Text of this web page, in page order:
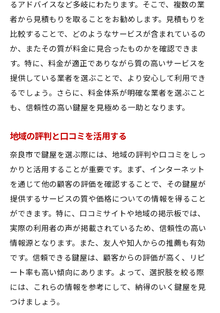
顧客の声を参考にした選択肢
安心できる保証体制の確認
奈良市で鍵屋選びを成功させる秘訣
奈良市内で鍵のトラブルを防ぐ鍵屋の選び方指
南
鍵のトラブルを未然に防ぐために
選び方の基本ステップ
鍵のプロフェッショナルを見極める方法
鍵屋の料金比較で見えてくる奈良市のベストサ
ービス
奈良市の鍵屋料金相場を知る
価格とサービスの比較ポイント
見積もり段階での確認事項
コストパフォーマンスに優れた選択
るアドバイスなど多岐にわたります。そこで、複数の業
者から見積もりを取ることをお勧めします。見積もりを
比較することで、どのようなサービスが含まれているの
か、またその質が料金に見合ったものかを確認できま
す。特に、料金が適正でありながら質の高いサービスを
提供している業者を選ぶことで、より安心して利用でき
るでしょう。さらに、料金体系が明確な業者を選ぶこと
も、信頼性の高い鍵屋を見極める一助となります。
地域の評判と口コミを活用する
奈良市で鍵屋を選ぶ際には、地域の評判や口コミをしっ
かりと活用することが重要です。まず、インターネット
を通じて他の顧客の評価を確認することで、その鍵屋が
提供するサービスの質や価格についての情報を得ること
ができます。特に、口コミサイトや地域の掲示板では、
実際の利用者の声が掲載されているため、信頼性の高い
情報源となります。また、友人や知人からの推薦も有効
です。信頼できる鍵屋は、顧客からの評価が高く、リピ
ート率も高い傾向にあります。よって、選択肢を絞る際
には、これらの情報を参考にして、納得のいく鍵屋を見
つけましょう。